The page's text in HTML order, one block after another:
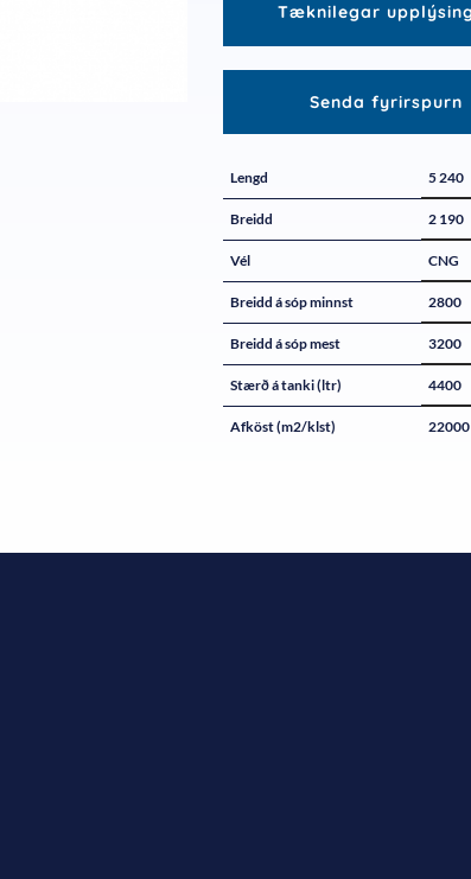
Tæknilegar
Senda fyrirspurn
Lengd 5 240
Breidd 2 190
Vél CNG
Breidd á sóp minnst 2800
Breidd á sóp mest 3200
Stærð á tanki (ltr) 4400
Afköst (m2/klst) 22000